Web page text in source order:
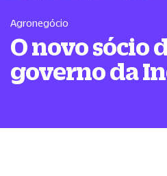
Agronegócio
O novo sócio
governo da